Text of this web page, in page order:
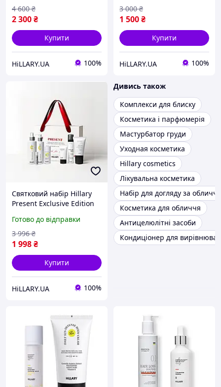
2 300₴
4 600 ₴
Купити
HiLLARY.UA 100%
1 500₴
3 000 ₴
Купити
HiLLARY.UA 100%
Святковий набір Hillary
Present Exclusive Edition
Готово до відправки
1 998₴
3 996 ₴
Купити
HiLLARY.UA 100%
Дивись також
Комплекси для блиску
Косметика і парфюмерія
Мастурбатор груди
Уходная косметика
Hillary cosmetics
Лікувальна косметика
Набір для догляду за
Косметика для обличчя
Антицелюлітні засоби
Кондиціонер для